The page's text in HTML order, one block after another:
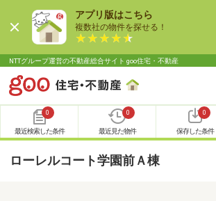
アプリ版はこちら
複数社の物件を探せる！
NTTグループ運営の不動産総合サイト goo住宅・不動産
0
最近検索した条件
0
最近見た物件
0
保存した条件
ローレルコート学園前Ａ棟